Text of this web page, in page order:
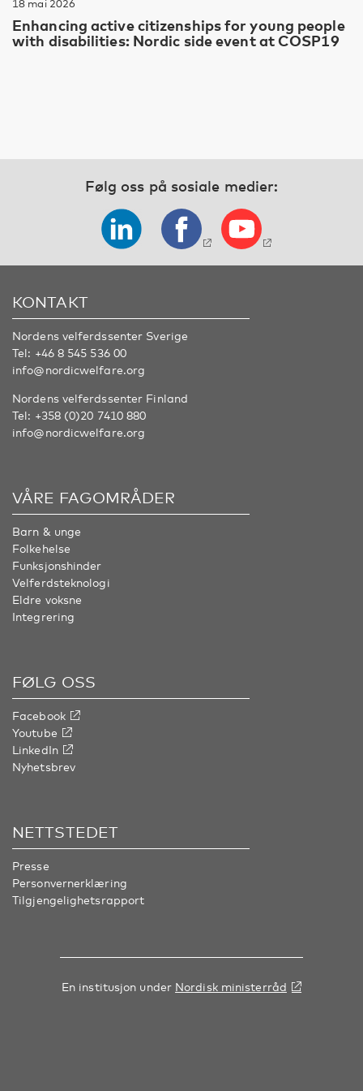
18 mai 2026
Enhancing active citizenships for young people
with disabilities: Nordic side event at COSP19
Følg oss på sosiale medier:
KONTAKT
Nordens velferdssenter Sverige
Tel: +46 8 545 536 00
info@nordicwelfare.org
Nordens velferdssenter Finland
Tel: +358 (0)20 7410 880
info@nordicwelfare.org
VÅRE FAGOMRÅDER
Barn & unge
Folkehelse
Funksjonshinder
Velferdsteknologi
Eldre voksne
Integrering
FØLG OSS
Facebook
Youtube
LinkedIn
Nyhetsbrev
NETTSTEDET
Presse
Personvernerklæring
Tilgjengelighetsrapport
En institusjon under Nordisk ministerråd